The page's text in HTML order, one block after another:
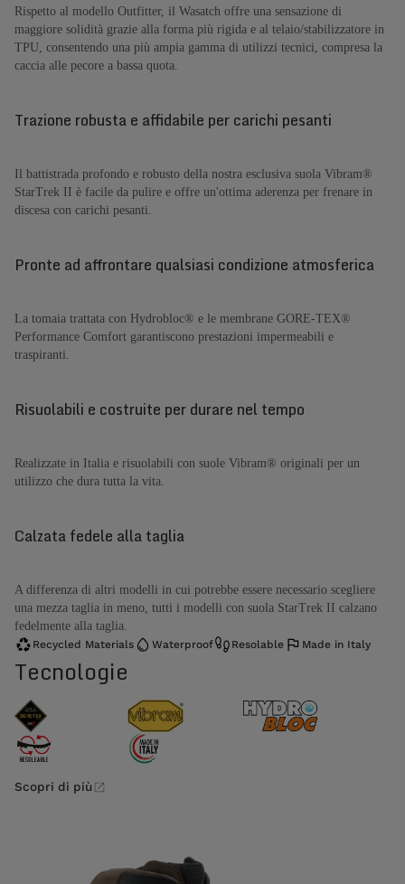
Rispetto al modello Outfitter, il Wasatch offre una sensazione di
maggiore solidità grazie alla forma più rigida e al telaio/stabilizzatore in
TPU, consentendo una più ampia gamma di utilizzi tecnici, compresa la
caccia alle pecore a bassa quota.
Trazione robusta e affidabile per carichi pesanti
Il battistrada profondo e robusto della nostra esclusiva suola Vibram®
StarTrek II è facile da pulire e offre un'ottima aderenza per frenare in
discesa con carichi pesanti.
Pronte ad affrontare qualsiasi condizione atmosferica
La tomaia trattata con Hydrobloc® e le membrane GORE-TEX®
Performance Comfort garantiscono prestazioni impermeabili e
traspiranti.
Risuolabili e costruite per durare nel tempo
Realizzate in Italia e risuolabili con suole Vibram® originali per un
utilizzo che dura tutta la vita.
Calzata fedele alla taglia
A differenza di altri modelli in cui potrebbe essere necessario scegliere
una mezza taglia in meno, tutti i modelli con suola StarTrek II calzano
fedelmente alla taglia.
Recycled Materials Waterproof Resolable Made in Italy
Tecnologie
Scopri di più